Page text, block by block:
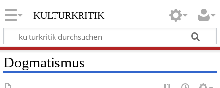
kulturkritik
Dogmatismus